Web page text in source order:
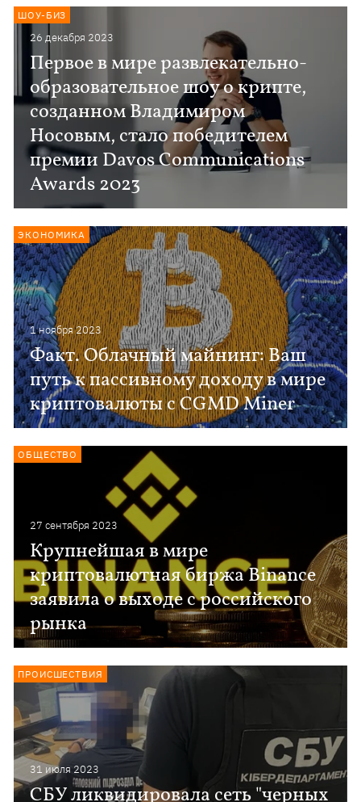
26 декабря 2023
Первое в мире развлекательно-
образовательное шоу о крипте,
созданном Владимиром
Носовым, стало победителем
премии Davos Communications
Awards 2023
ШОУ-БИЗ
1 ноября 2023
Факт. Облачный майнинг: Ваш
путь к пассивному доходу в мире
криптовалюты с CGMD Miner
ЭКОНОМИКА
27 сентября 2023
Крупнейшая в мире
криптовалютная биржа Binance
заявила о выходе с российского
рынка
ОБЩЕСТВО
31 июля 2023
СБУ ликвидировала сеть "черных
ПРОИСШЕСТВИЯ